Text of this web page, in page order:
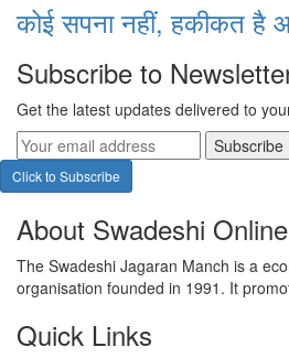
कोई सपना नहीं, हकीकत है
Subscribe to
Get the latest updates delivered to
Subscribe
Click to Subscribe
About Swadeshi Online
The Swadeshi Jagaran Manch is a
organisation founded in 1991. It
Quick Links